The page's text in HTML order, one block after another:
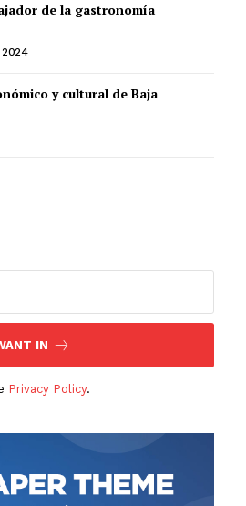
de la gastronomía
2024
y cultural de Baja
IN
Privacy Policy.